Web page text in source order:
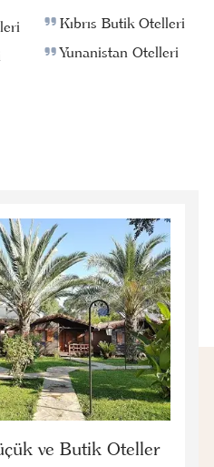
Kıbrıs Butik Otelleri
Yunanistan Otelleri
ve Butik Oteller